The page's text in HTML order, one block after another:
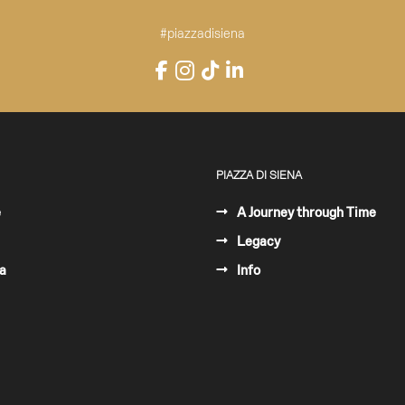
#piazzadisiena
Facebook
Instagram
TikTokLinkedIn
PIAZZA DI SIENA
A Journey through Time
Legacy
Info